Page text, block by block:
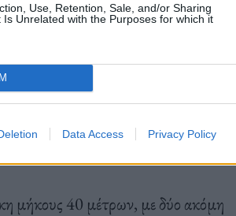
Use, Retention, Sale, and/or Sharing
Unrelated with the Purposes for which it
Data Access Privacy Policy
μήκους 40 μέτρων, με δύο ακόμη